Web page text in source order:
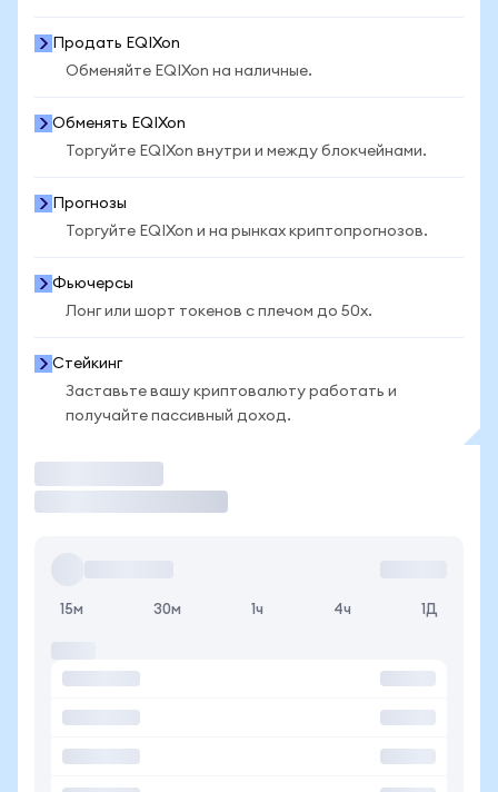
Продать EQIXon
Обменяйте EQIXon на наличные.
Обменять EQIXon
Торгуйте EQIXon внутри и между блокчейнами.
Прогнозы
Торгуйте EQIXon и на рынках криптопрогнозов.
Фьючерсы
Лонг или шорт токенов с плечом до 50x.
Стейкинг
Заставьте вашу криптовалюту работать и
получайте пассивный доход.
15м 30м 1ч 4ч 1Д